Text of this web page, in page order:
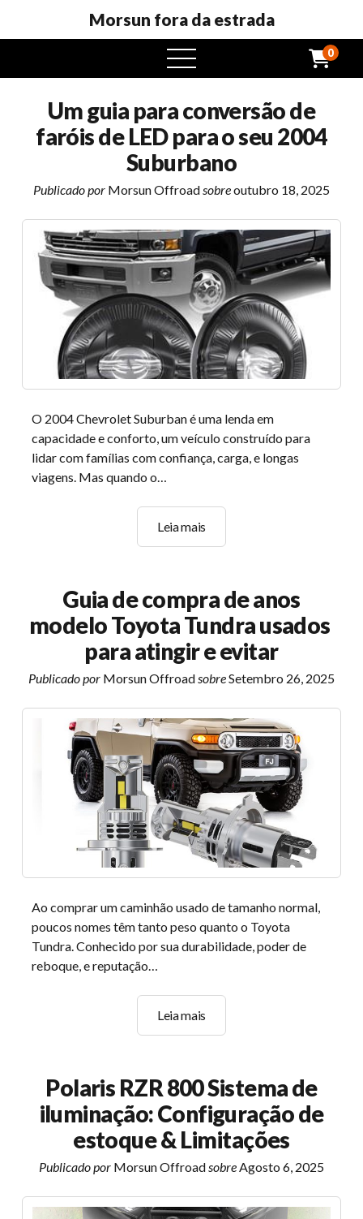
Morsun fora da estrada
Abrir
menu
0
Um guia para conversão de
faróis de LED para o seu 2004
Suburbano
Publicado por Morsun Offroadsobreoutubro 18, 2025
O 2004 Chevrolet Suburban é uma lenda em
capacidade e conforto, um veículo construído para
lidar com famílias com confiança, carga, e longas
viagens. Mas quando o…
Leia mais
guia
de
faróis
LED
para
seu
2004
Suburbano
Guia de compra de anos
modelo Toyota Tundra usados ​​​​
para atingir e evitar
Publicado por Morsun OffroadsobreSetembro 26, 2025
Ao comprar um caminhão usado de tamanho normal,
poucos nomes têm tanto peso quanto o Toyota
Tundra. Conhecido por sua durabilidade, poder de
reboque, e reputação…
Leia mais
de
anos
modelo
Toyota
Tundra
usados
para
Polaris RZR 800 Sistema de
iluminação: Configuração de
estoque & Limitações
Publicado por Morsun Offroad sobre Agosto 6, 2025